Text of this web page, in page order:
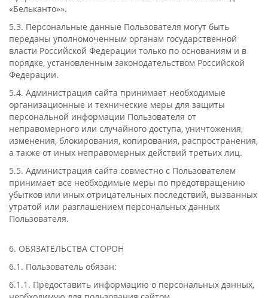
«Бельканто»».
5.3. Персональные данные Пользователя могут быть
переданы уполномоченным органам государственной
власти Российской Федерации только по основаниям и в
порядке, установленным законодательством Российской
Федерации.
5.4. Администрация сайта принимает необходимые
организационные и технические меры для защиты
персональной информации Пользователя от
неправомерного или случайного доступа, уничтожения,
изменения, блокирования, копирования, распространения,
а также от иных неправомерных действий третьих лиц.
5.5. Администрация сайта совместно с Пользователем
принимает все необходимые меры по предотвращению
убытков или иных отрицательных последствий, вызванных
утратой или разглашением персональных данных
Пользователя.
6. ОБЯЗАТЕЛЬСТВА СТОРОН
6.1. Пользователь обязан:
6.1.1. Предоставить информацию о персональных данных,